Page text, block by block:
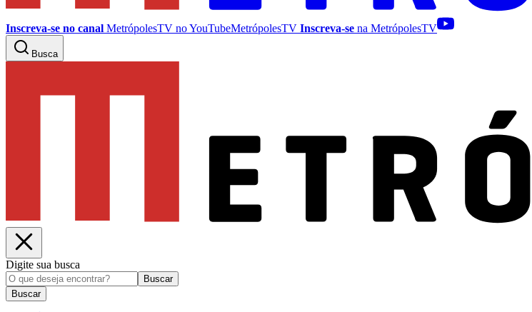
Inscreva-se no canal MetrópolesTV noYouTubeMetrópolesTV Inscreva-se na MetrópolesTV
Busca
Digite sua busca
Buscar
Buscar